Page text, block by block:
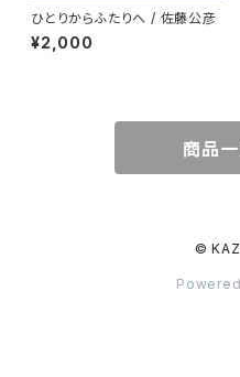
ひとりからふたりへ / 佐藤公彦
¥2,000
商品
©